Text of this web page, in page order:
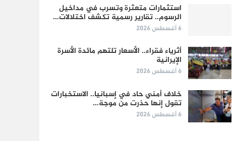
استثمارات متعثرة وتسرب في مداخيل
الرسوم.. تقارير رسمية تكشف اختلالات…
6 أغسطس 2026
أثرياء فقراء.. الأسعار تلتهم مائدة الأسرة
الإيرانية
6 أغسطس 2026
خلاف أمني حاد في إسبانيا.. الاستخبارات
تقول إنها حذرت من موجة…
6 أغسطس 2026